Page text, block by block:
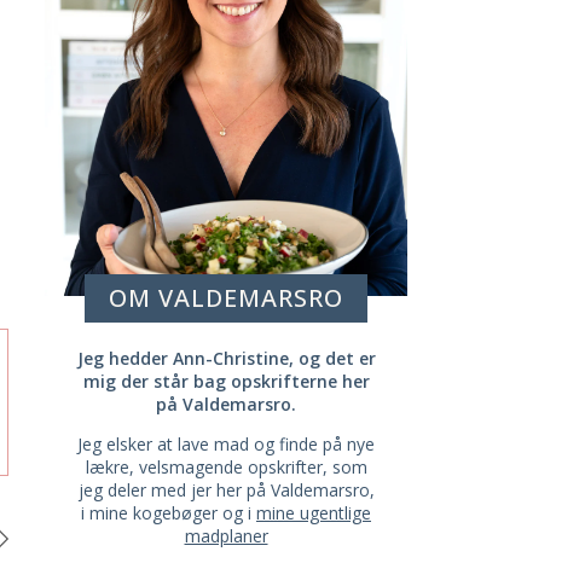
OM VALDEMARSRO
Jeg hedder Ann-Christine, og det er
mig der står bag opskrifterne her
på Valdemarsro.
Jeg elsker at lave mad og finde på nye
lækre, velsmagende opskrifter, som
jeg deler med jer her på Valdemarsro,
i mine kogebøger og i mine ugentlige
madplaner